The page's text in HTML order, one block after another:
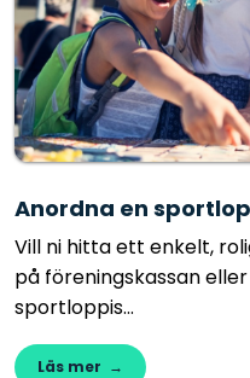
Anordna en
Vill ni hitta ett enkelt,
på föreningskassan
sportloppis...
Läs mer →